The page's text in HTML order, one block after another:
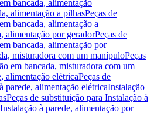
bancada, alimentação
alimentação a pilhasPeças de
bancada, alimentação a
alimentação por geradorPeças de
bancada, alimentação por
misturadora com um manípuloPeças
em bancada, misturadora com um
alimentação elétricaPeças de
parede, alimentação elétricaInstalação
Peças de substituição para Instalação à
Instalação à parede, alimentação por